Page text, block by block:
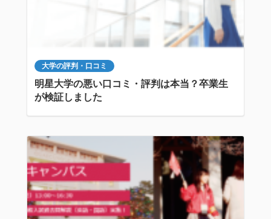
大学の評判・口コミ
明星大学の悪い口コミ・評判は本当？卒業生
が検証しました